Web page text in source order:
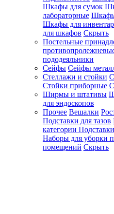
Шкафы для сумок
лабораторные
Шкафы для
для шкафов Скрыть
Постельные
пододеяльники
Сейфы Сейфы
Стеллажи и стойки
Стойки приборные
Ширмы и штативы
для эндоскопов
Прочее Вешалки
Подставки для тазов
категории
Наборы для уборки
помещений Скрыть